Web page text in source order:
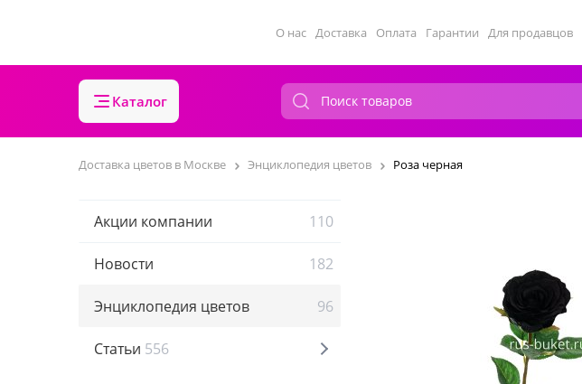
О нас Доставка Оплата Гарантии Для продавцов
Каталог
Доставка цветов в Москве Энциклопедия цветов Роза черная
Акции компании 110
Новости 182
Энциклопедия цветов 96
Статьи 556